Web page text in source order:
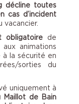
décline toutes
cas d’incident
vacancier.
obligatoirede
animations
à la sécurité en
sorties du
uniquement à
Maillot de Bain